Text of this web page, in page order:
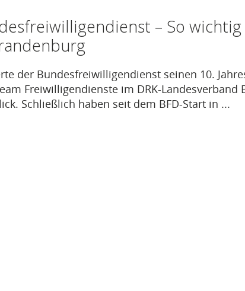
– So
der Bundesfreiwilligendienst seinen 10.
Freiwilligendienste im DRK-Landesverband
Schließlich haben seit dem BFD-Start in ...